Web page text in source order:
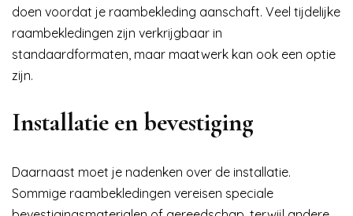
doen voordat je raambekleding aanschaft. Veel tijdelijke
raambekledingen zijn verkrijgbaar in
standaardformaten, maar maatwerk kan ook een optie
zijn.
Installatie en bevestiging
Daarnaast moet je nadenken over de installatie.
Sommige raambekledingen vereisen speciale